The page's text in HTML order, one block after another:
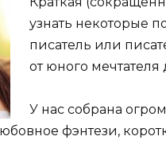
узнать некоторые
писатель или
от юного
У нас собрана
фэнтези,